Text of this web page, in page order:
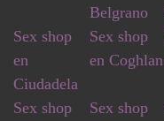
Belgrano
Sex shop
en
Ciudadela
Sex shop
en Coghlan
Sex shop
Sex shop